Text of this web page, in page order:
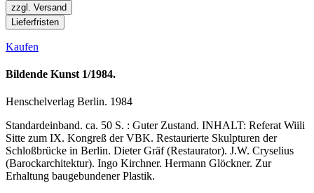
zzgl. Versand
Lieferfristen
Kaufen
Bildende Kunst 1/1984.
Henschelverlag Berlin. 1984
Standardeinband. ca. 50 S. : Guter Zustand. INHALT: Referat Wiili
Sitte zum IX. Kongreß der VBK. Restaurierte Skulpturen der
Schloßbrücke in Berlin. Dieter Gräf (Restaurator). J.W. Cryselius
(Barockarchitektur). Ingo Kirchner. Hermann Glöckner. Zur
Erhaltung baugebundener Plastik.